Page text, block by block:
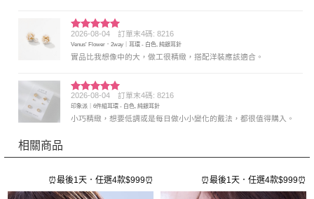
評分5 滿
分 5
2026-08-04 訂單末4碼: 8216
Venus' Flower．2way｜耳環 - 白色, 純銀耳針
實品比我想像中的大，做工很精緻，搭配洋裝應該適合。
評分5 滿
分 5
2026-08-04 訂單末4碼: 8216
印象派｜6件組耳環 - 白色, 純銀耳針
小巧精緻，想要低調或是每日做小小變化的戴法，都很值得購入。
相關商品
⏰最後1天．任選4款$999⏰ ⏰最後1天．任選4款$999⏰